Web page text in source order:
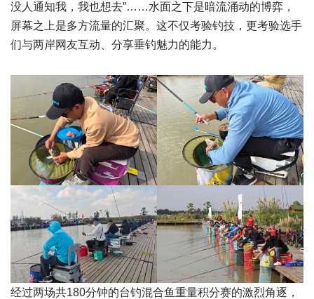
没人通知我，我也想去”……水面之下是暗流涌动的博弈，
屏幕之上是多方流量的汇聚。这不仅考验钓技，更考验选手
们与两岸网友互动、分享垂钓魅力的能力。
经过两场共180分钟的台钓混合鱼重量积分赛的激烈角逐，